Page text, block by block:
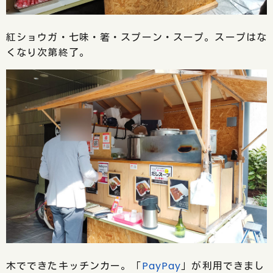
紅ショウガ・七味・箸・スプーン・スープ。スープはな
くなり次第終了。
木でできたキッチンカー。「PayPay」が利用できまし